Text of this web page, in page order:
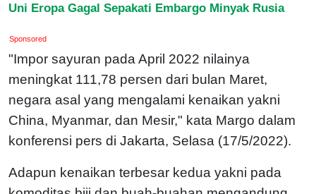
Uni Eropa Gagal Sepakati Embargo Minyak Rusia
Sponsored
"Impor sayuran pada April 2022 nilainya
meningkat 111,78 persen dari bulan Maret,
negara asal yang mengalami kenaikan yakni
China, Myanmar, dan Mesir," kata Margo dalam
konferensi pers di Jakarta, Selasa (17/5/2022).
Adapun kenaikan terbesar kedua yakni pada